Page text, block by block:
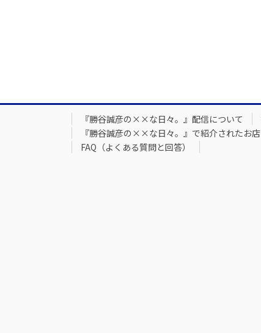
『勝谷誠彦の××な日々。』配信について
『勝谷誠彦の××な日々。』で紹介されたお店
FAQ（よくある質問と回答）